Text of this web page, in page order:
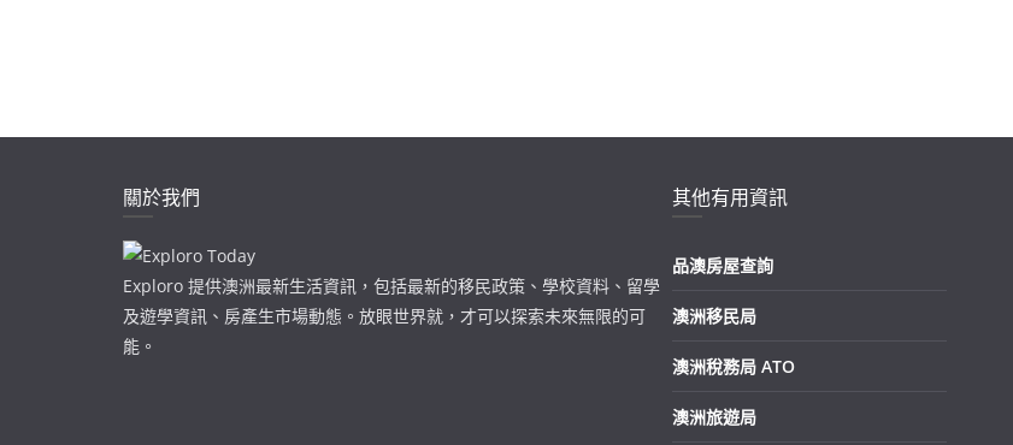
關於我們
Exploro 提供澳洲最新生活資訊，包括最新的移民政策、學校資料、留學
及遊學資訊、房產生市場動態。放眼世界就，才可以探索未來無限的可
能。
其他有用資訊
品澳房屋查詢
澳洲移民局
澳洲稅務局 ATO
澳洲旅遊局